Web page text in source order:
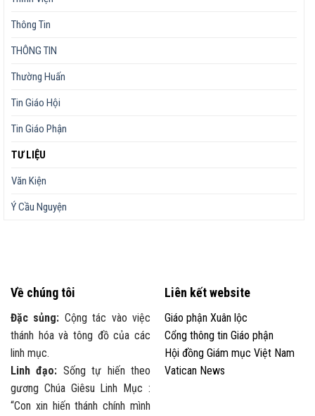
Thông Tin
THÔNG TIN
Thường Huấn
Tin Giáo Hội
Tin Giáo Phận
TƯ LIỆU
Văn Kiện
Ý Cầu Nguyện
Về chúng tôi
Đặc sủng: Cộng tác vào việc
thánh hóa và tông đồ của các
linh mục.
Linh đạo: Sống tự hiến theo
gương Chúa Giêsu Linh Mục :
“Con xin hiến thánh chính mình
Liên kết website
Giáo phận Xuân lộc
Cổng thông tin Giáo phận
Hội đồng Giám mục Việt Nam
Vatican News